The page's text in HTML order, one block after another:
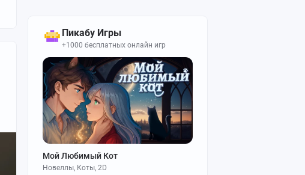
Пикабу Игры
+1000 бесплатных онлайн игр
Мой Любимый Кот
Новеллы, Коты, 2D